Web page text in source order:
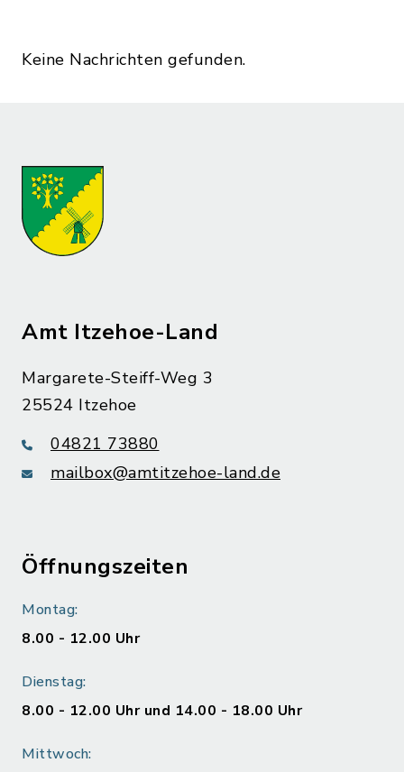
Keine Nachrichten gefunden.
Amt Itzehoe-Land
Margarete-Steiff-Weg 3
25524 Itzehoe
04821 73880
mailbox@amtitzehoe-land.de
Öffnungszeiten
Montag:
8.00 - 12.00 Uhr
Dienstag:
8.00 - 12.00 Uhr und 14.00 - 18.00 Uhr
Mittwoch: